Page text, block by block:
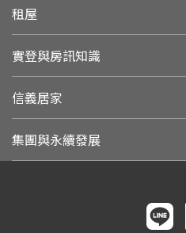
租屋
實登與房訊知識
信義居家
集團與永續發展